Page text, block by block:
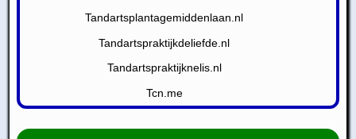
Tandartsplantagemiddenlaan.nl
Tandartspraktijkdeliefde.nl
Tandartspraktijknelis.nl
Tcn.me